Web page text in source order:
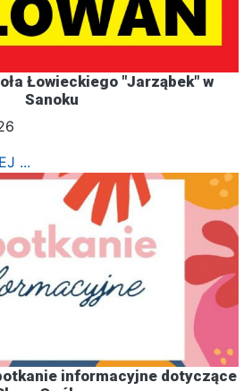
Łowieckiego "Jarząbek" w
Sanoku
...
informacyjne dotyczące